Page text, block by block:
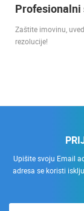
Profesionalni
Zaštite imovinu,
rezolucije!
Upišite svoju Email
adresa se koristi